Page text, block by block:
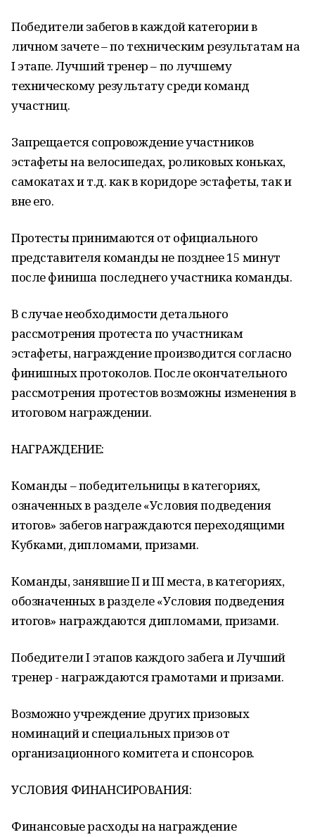
Победители забегов в каждой категории в
личном зачете – по техническим результатам на
I этапе. Лучший тренер – по лучшему
техническому результату среди команд
участниц.
Запрещается сопровождение участников
эстафеты на велосипедах, роликовых коньках,
самокатах и т.д. как в коридоре эстафеты, так и
вне его.
Протесты принимаются от официального
представителя команды не позднее 15 минут
после финиша последнего участника команды.
В случае необходимости детального
рассмотрения протеста по участникам
эстафеты, награждение производится согласно
финишных протоколов. После окончательного
рассмотрения протестов возможны изменения в
итоговом награждении.
НАГРАЖДЕНИЕ:
Команды – победительницы в категориях,
означенных в разделе «Условия подведения
итогов» забегов награждаются переходящими
Кубками, дипломами, призами.
Команды, занявшие II и III места, в категориях,
обозначенных в разделе «Условия подведения
итогов» награждаются дипломами, призами.
Победители I этапов каждого забега и Лучший
тренер - награждаются грамотами и призами.
Возможно учреждение других призовых
номинаций и специальных призов от
организационного комитета и спонсоров.
УСЛОВИЯ ФИНАНСИРОВАНИЯ:
Финансовые расходы на награждение